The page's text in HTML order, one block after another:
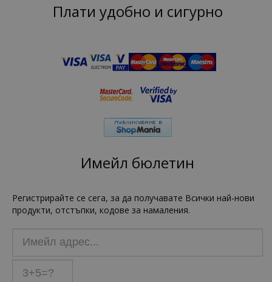
Плати удобно и сигурно
Имейл бюлетин
Регистрирайте се сега, за да получавате Всички най-нови
продукти, отстъпки, кодове за намаления.